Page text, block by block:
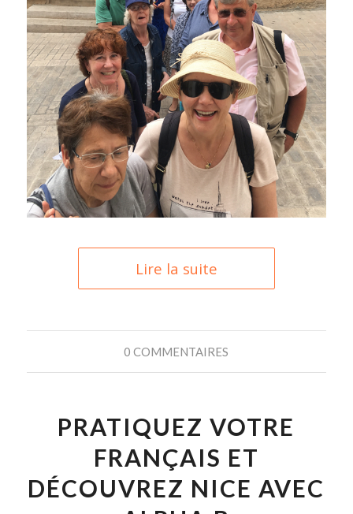
Lire la suite
0 COMMENTAIRES
PRATIQUEZ VOTRE
FRANÇAIS ET
DÉCOUVREZ NICE AVEC